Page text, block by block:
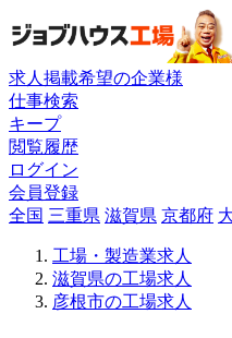
求人掲載希望の企業様
仕事検索
キープ
閲覧履歴
ログイン
会員登録
全国 三重県 滋賀県 京都府
工場・製造業求人
滋賀県の工場求人
彦根市の工場求人